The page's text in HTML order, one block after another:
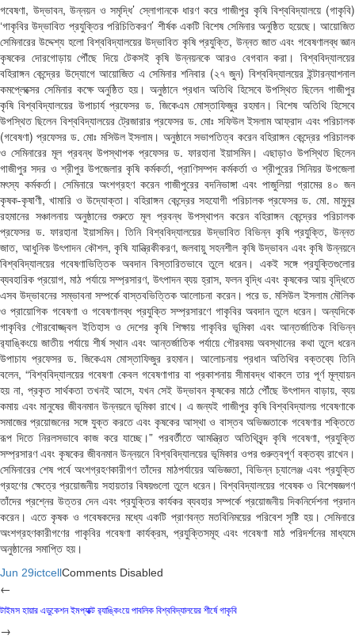
গবেষণা, উদ্ভাবন, উন্নয়ন ও সমৃদ্ধি’ স্লোগানকে ধারণ করে গাজীপুর কৃষি বিশ্ববিদ্যালয়ে (গাকৃবি)
‘গাকৃবির উদ্ভাবিত প্রযুক্তির পরিচিতিকরণ’ শীর্ষক একটি বিশেষ সেমিনার অনুষ্ঠিত হয়েছে। আয়োজিত
সেমিনারের উদ্দেশ্য হলো বিশ্ববিদ্যালয়ের উদ্ভাবিত কৃষি প্রযুক্তি, উন্নত জাত এবং গবেষণালব্ধ জ্ঞান
কৃষকের দোরগোড়ায় পৌঁছে দিয়ে টেকসই কৃষি উন্নয়নকে আরও বেগবান করা। বিশ্ববিদ্যালয়ের
বহিরাঙ্গন কেন্দ্রের উদ্যোগে আয়োজিত এ সেমিনার শনিবার (২৭ জুন) বিশ্ববিদ্যালয়ের ইন্টারন্যাশনাল
কমপ্লেক্সের সেমিনার কক্ষে অনুষ্ঠিত হয়। অনুষ্ঠানে প্রধান অতিথি হিসেবে উপস্থিত ছিলেন গাজীপুর
কৃষি বিশ্ববিদ্যালয়ের উপাচার্য প্রফেসর ড. জিকেএম মোস্তাফিজুর রহমান। বিশেষ অতিথি হিসেবে
উপস্থিত ছিলেন বিশ্ববিদ্যালয়ের ট্রেজারার প্রফেসর ড. মোঃ সফিউল ইসলাম আফ্রাদ এবং পরিচালক
(গবেষণা) প্রফেসর ড. মোঃ মসিউল ইসলাম। অনুষ্ঠানে সভাপতিত্ব করেন বহিরাঙ্গন কেন্দ্রের পরিচালক
ও সেমিনারের মূল প্রবন্ধ উপস্থাপক প্রফেসর ড. ফারহানা ইয়াসমিন। এছাড়াও উপস্থিত ছিলেন
গাজীপুর সদর ও শ্রীপুর উপজেলার কৃষি কর্মকর্তা, প্রাণিসম্পদ কর্মকর্তা ও শ্রীপুরের সিনিয়র উপজেলা
মৎস্য কর্মকর্তা। সেমিনারে অংশগ্রহণ করেন গাজীপুরের বদনিভাঙ্গা এবং পাজুলিয়া গ্রামের ৪০ জন
কৃষক-কৃষাণী, খামারি ও উদ্যোক্তা। বহিরাঙ্গন কেন্দ্রের সহযোগী পরিচালক প্রফেসর ড. মো. মামুনুর
রহমানের সঞ্চালনায় অনুষ্ঠানের শুরুতে মূল প্রবন্ধ উপস্থাপন করেন বহিরাঙ্গন কেন্দ্রের পরিচালক
প্রফেসর ড. ফারহানা ইয়াসমিন। তিনি বিশ্ববিদ্যালয়ের উদ্ভাবিত বিভিন্ন কৃষি প্রযুক্তি, উন্নত
জাত, আধুনিক উৎপাদন কৌশল, কৃষি যান্ত্রিকীকরণ, জলবায়ু সহনশীল কৃষি উদ্ভাবন এবং কৃষি উন্নয়নে
বিশ্ববিদ্যালয়ের গবেষণাভিত্তিক অবদান বিস্তারিতভাবে তুলে ধরেন। একই সঙ্গে প্রযুক্তিগুলোর
ব্যবহারিক প্রয়োগ, মাঠ পর্যায়ে সম্প্রসারণ, উৎপাদন ব্যয় হ্রাস, ফলন বৃদ্ধি এবং কৃষকের আয় বৃদ্ধিতে
এসব উদ্ভাবনের সম্ভাবনা সম্পর্কে বাস্তবভিত্তিক আলোচনা করেন। পরে ড. মসিউল ইসলাম মৌলিক
ও প্রায়োগিক গবেষণা ও গবেষণালব্ধ প্রযুক্তি সম্প্রসারণে গাকৃবির অবদান তুলে ধরেন। অন্যদিকে
গাকৃবির গৌরবোজ্জ্বল ইতিহাস ও দেশের কৃষি শিক্ষায় গাকৃবির ভূমিকা এবং আন্তর্জাতিক বিভিন্ন
র‌্যাঙ্কিংয়ে জাতীয় পর্যায়ে শীর্ষ স্থান এবং আন্তর্জাতিক পর্যায়ে গৌরবময় অবস্থানের কথা তুলে ধরেন
উপাচায প্রফেসর ড. জিকেএম মোস্তাফিজুর রহমান। আলোচনায় প্রধান অতিথির বক্তব্যে তিনি
বলেন, “বিশ্ববিদ্যালয়ের গবেষণা কেবল গবেষণাগার বা প্রকাশনায় সীমাবদ্ধ থাকলে তার পূর্ণ মূল্যায়ন
হয় না, প্রকৃত সার্থকতা তখনই আসে, যখন সেই উদ্ভাবন কৃষকের মাঠে পৌঁছে উৎপাদন বাড়ায়, ব্যয়
কমায় এবং মানুষের জীবনমান উন্নয়নে ভূমিকা রাখে। এ জন্যই গাজীপুর কৃষি বিশ্ববিদ্যালয় গবেষণাকে
সমাজের প্রয়োজনের সঙ্গে যুক্ত করতে এবং কৃষকের আস্থা ও বাস্তব অভিজ্ঞতাকে গবেষণার শক্তিতে
রূপ দিতে নিরলসভাবে কাজ করে যাচ্ছে।” পরবর্তীতে আমন্ত্রিত অতিথিবৃন্দ কৃষি গবেষণা, প্রযুক্তি
সম্প্রসারণ এবং কৃষকের জীবনমান উন্নয়নে বিশ্ববিদ্যালয়ের ভূমিকার ওপর গুরুত্বপূর্ণ বক্তব্য রাখেন।
সেমিনারের শেষ পর্বে অংশগ্রহণকারীগণ তাঁদের মাঠপর্যায়ের অভিজ্ঞতা, বিভিন্ন চ্যালেঞ্জ এবং প্রযুক্তি
গ্রহণের ক্ষেত্রে প্রয়োজনীয় সহায়তার বিষয়গুলো তুলে ধরেন। বিশ্ববিদ্যালয়ের গবেষক ও বিশেষজ্ঞগণ
তাঁদের প্রশ্নের উত্তর দেন এবং প্রযুক্তির কার্যকর ব্যবহার সম্পর্কে প্রয়োজনীয় দিকনির্দেশনা প্রদান
করেন। এতে কৃষক ও গবেষকদের মধ্যে একটি প্রাণবন্ত মতবিনিময়ের পরিবেশ সৃষ্টি হয়। সেমিনারে
অংশগ্রহণকারীগণের গাকৃবির গবেষণা কার্যক্রম, প্রযুক্তিসমূহ এবং গবেষণা মাঠ পরিদর্শনের মাধ্যমে
অনুষ্ঠানের সমাপ্তি হয়।
Jun 29ictcellComments Disabled
←
টাইমস হায়ার এডুকেশন ইমপ্যাক্ট র‍্যাঙ্কিংয়ে পাবলিক বিশ্ববিদ্যালয়ের শীর্ষে গাকৃবি
→